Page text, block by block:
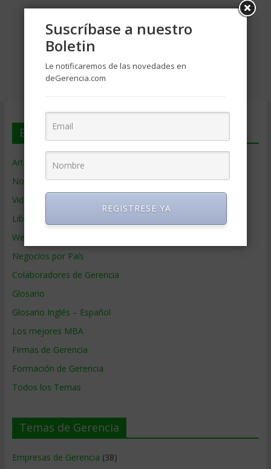
En deGerencia.com
Artículos de Gerencia
Noticias de Gerencia
Videos de Gerencia
Libros de Gerencia
Webs de Gerencia
Negocios por País
Colaboradores de Gerencia
Glosario
Glosario Inglés – Español
Los mejores MBA
Firmas de Gerencia
Formación de Gerencia
Todos los Temas
Temas de Gerencia
Empresas de Gerencia (38)
Suscríbase a nuestro
Boletin
Le notificaremos de las novedades en
deGerencia.com
REGISTRESE YA